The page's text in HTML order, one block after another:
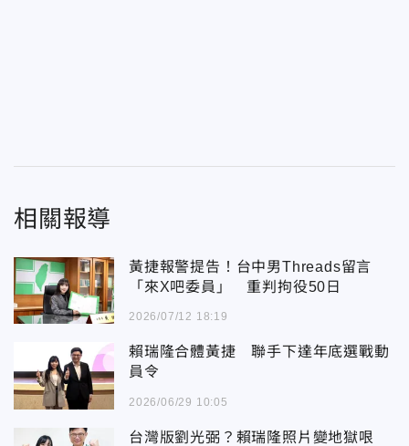
相關報導
黃捷報警提告！台中男Threads留言
「來X吧委員」 重判拘役50日
2026/07/12 18:19
賴瑞隆合體黃捷 聯手下達年底選戰動
員令
2026/06/29 10:05
台灣版劉光弼？賴瑞隆照片變地獄哏